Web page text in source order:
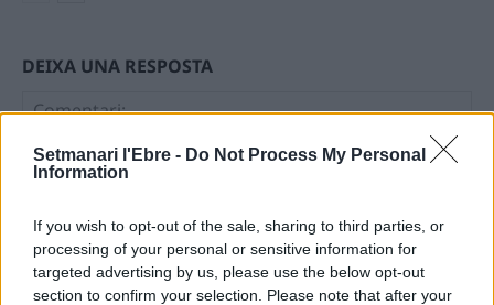
Setmanari l'Ebre - Do Not Process My Personal
Information
If you wish to opt-out of the sale, sharing to third parties, or
processing of your personal or sensitive information for
targeted advertising by us, please use the below opt-out
section to confirm your selection. Please note that after your
DEIXA UNA RESPOSTA
Comentari: